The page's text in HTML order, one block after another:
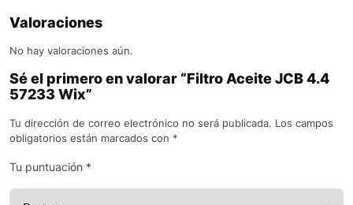
Valoraciones
No hay valoraciones aún.
Sé el primero en valorar “Filtro Aceite JCB 4.4
57233 Wix”
Tu dirección de correo electrónico no será publicada. Los campos
obligatorios están marcados con *
Tu puntuación *